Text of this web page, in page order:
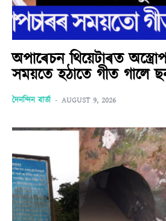
অপাৰেচন থিয়েটাৰত
সময়তে হঠাতে গীত গালে
দৈনন্দিন বাৰ্তা - AUGUST 9, 2026